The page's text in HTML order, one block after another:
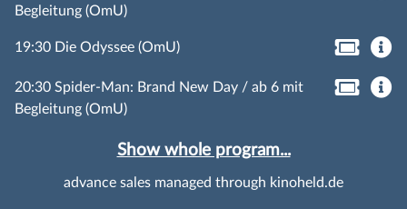
Begleitung (OmU)
19:30 Die Odyssee (OmU)
20:30 Spider-Man: Brand New Day / ab 6 mit
Begleitung (OmU)
Show whole program...
advance sales managed through kinoheld.de